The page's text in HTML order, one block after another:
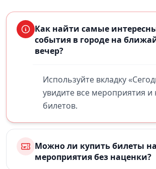
Как найти самые
события в городе на
вечер?
Используйте вкладку
увидите все мероприятия и
билетов.
Можно ли купить билеты на
мероприятия без наценки?